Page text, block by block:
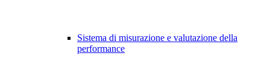
Sistema di misurazione e valutazione della
performance